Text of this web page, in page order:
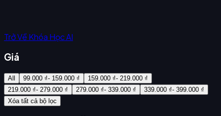
Trở Về Khóa Học AI
Giá
All 99.000 ₫- 159.000 ₫
159.000 ₫- 219.000 ₫
219.000 ₫- 279.000 ₫
279.000 ₫- 339.000 ₫
339.000 ₫- 399.000 ₫
Xóa tất cả bộ lọc